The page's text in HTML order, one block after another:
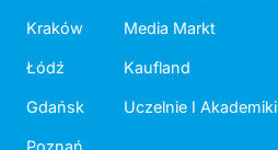
Kraków
Łódź
Gdańsk
Media Markt
Kaufland
Uczelnie I Akademiki